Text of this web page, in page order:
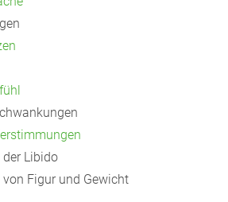
Libido
Figur und Gewicht